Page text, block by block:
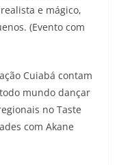
e mágico,
(Evento com
Cuiabá contam
mundo dançar
no Taste
com Akane